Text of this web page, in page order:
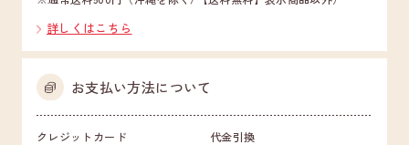
詳しくはこちら
お支払い方法について
クレジットカード 代金引換